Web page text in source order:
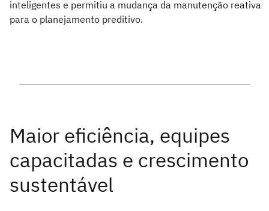
inteligentes e permitiu a mudança da manutenção reativa
para o planejamento preditivo.